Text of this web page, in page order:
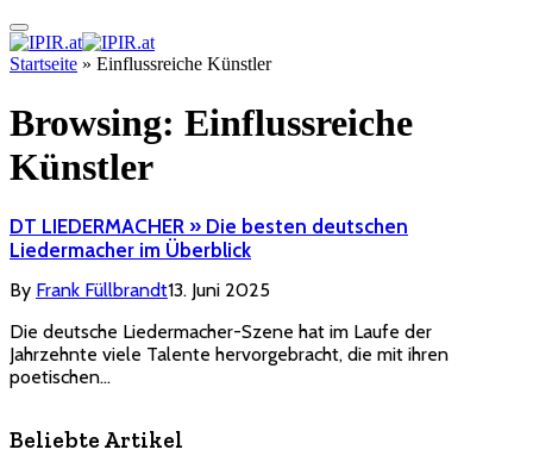
Startseite » Einflussreiche Künstler
Browsing: Einflussreiche
Künstler
DT LIEDERMACHER » Die besten deutschen
Liedermacher im Überblick
By Frank Füllbrandt13. Juni 2025
Die deutsche Liedermacher-Szene hat im Laufe der
Jahrzehnte viele Talente hervorgebracht, die mit ihren
poetischen…
Beliebte Artikel